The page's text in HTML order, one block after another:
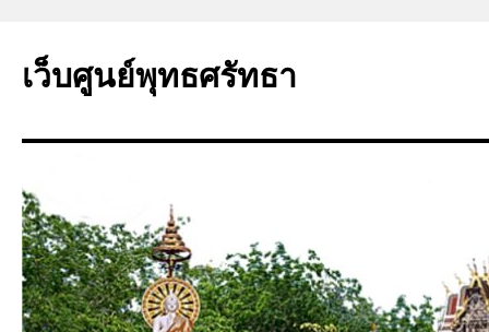
ยัง
เว็บศูนย์พุทธศรัทธา